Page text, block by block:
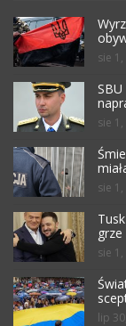
sie
SBU
sie
sie
sie
lip